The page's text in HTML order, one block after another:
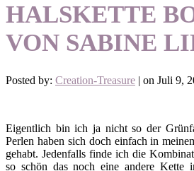
HALSKETTE
VON SABINE
Posted by: Creation-Treasure | on Juli 9,
Eigentlich bin ich ja nicht so der
Perlen haben sich doch einfach in
gehabt. Jedenfalls finde ich die
so schön das noch eine andere Kette